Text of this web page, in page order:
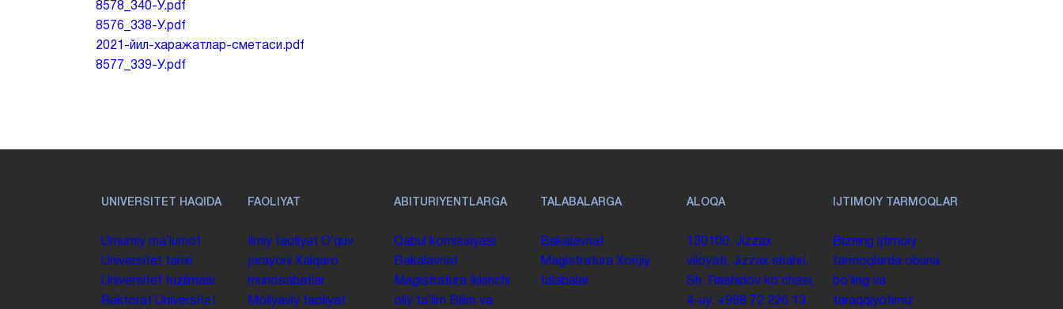
8578_340-У.pdf
8576_338-У.pdf
2021-йил-харажатлар-сметаси.pdf
8577_339-У.pdf
UNIVERSITET HAQIDA
Umumiy maʼlumot
Universitet tarixi
Universitet tuzilmasi
Rektorat Universitet
FAOLIYAT
Ilmiy faoliyat Oʻquv
jarayoni Xalqaro
munosabatlar
Moliyaviy faoliyat
ABITURIYENTLARGA
Qabul komissiyasi
Bakalavriat
Magistratura
Ikkinchi
oliy taʼlim Bilim va
TALABALARGA
Bakalavriat
Magistratura Xorijiy
talabalar
ALOQA
130100. Jizzax
viloyati, Jizzax shahri,
Sh. Rashidov koʻchasi,
4-uy. +998 72 226 13
IJTIMOIY TARMOQLAR
Bizning ijtimoiy
tarmoqlarda obuna
boʻling va
taraqqiyotimiz